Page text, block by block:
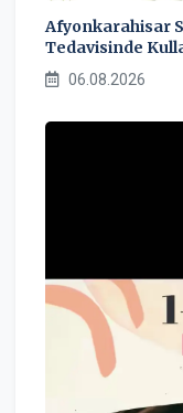
Afyonkarahisar
Tedavisinde
06.08.2026